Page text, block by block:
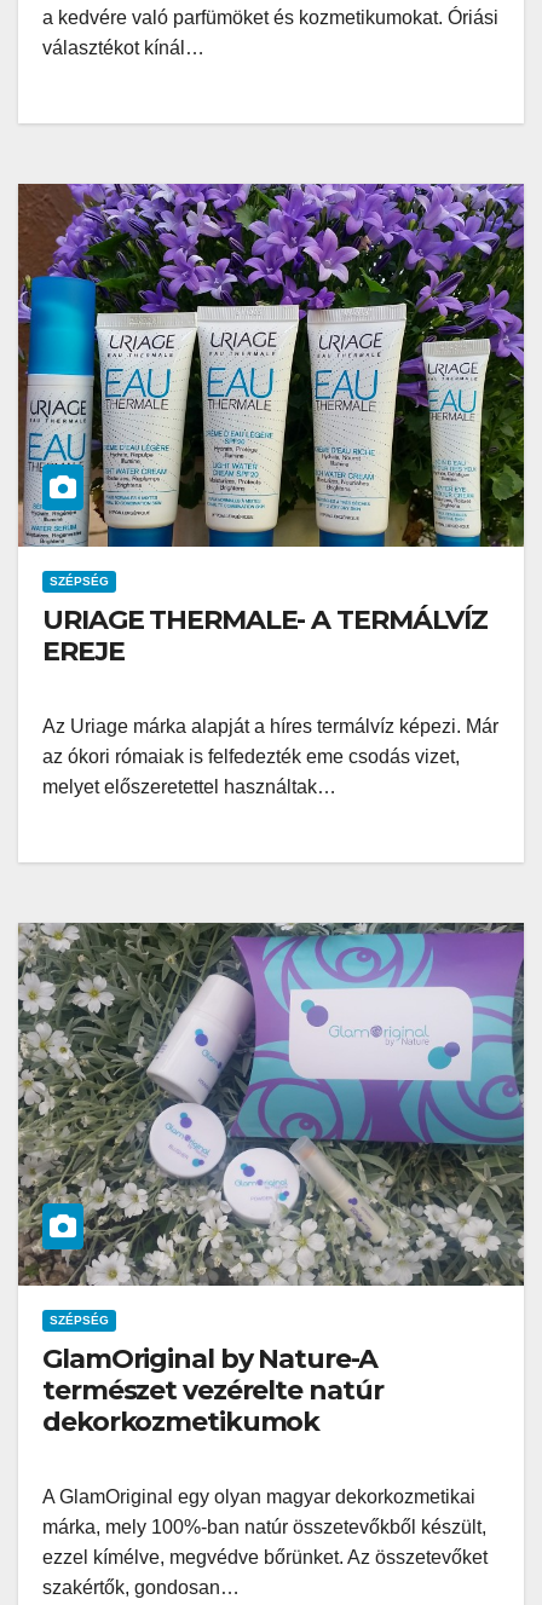
a kedvére való parfümöket és kozmetikumokat. Óriási
választékot kínál…
SZÉPSÉG
URIAGE THERMALE- A TERMÁLVÍZ
EREJE
Az Uriage márka alapját a híres termálvíz képezi. Már
az ókori rómaiak is felfedezték eme csodás vizet,
melyet előszeretettel használtak…
SZÉPSÉG
GlamOriginal by Nature-A
természet vezérelte natúr
dekorkozmetikumok
A GlamOriginal egy olyan magyar dekorkozmetikai
márka, mely 100%-ban natúr összetevőkből készült,
ezzel kímélve, megvédve bőrünket. Az összetevőket
szakértők, gondosan…